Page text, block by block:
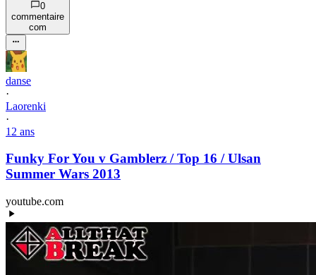
0
commentaire
com
danse
·
Laorenki
·
12 ans
Funky For You v Gamblerz / Top 16 / Ulsan
Summer Wars 2013
youtube.com